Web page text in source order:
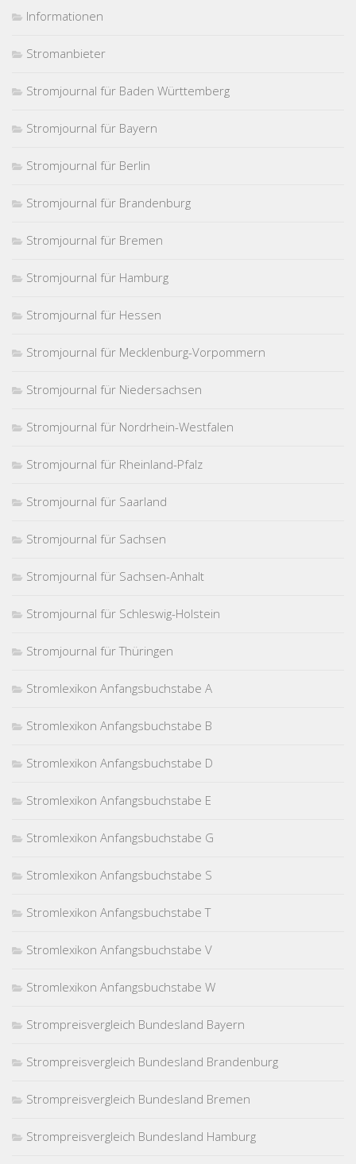
Informationen
Stromanbieter
Stromjournal für Baden Württemberg
Stromjournal für Bayern
Stromjournal für Berlin
Stromjournal für Brandenburg
Stromjournal für Bremen
Stromjournal für Hamburg
Stromjournal für Hessen
Stromjournal für Mecklenburg-Vorpommern
Stromjournal für Niedersachsen
Stromjournal für Nordrhein-Westfalen
Stromjournal für Rheinland-Pfalz
Stromjournal für Saarland
Stromjournal für Sachsen
Stromjournal für Sachsen-Anhalt
Stromjournal für Schleswig-Holstein
Stromjournal für Thüringen
Stromlexikon Anfangsbuchstabe A
Stromlexikon Anfangsbuchstabe B
Stromlexikon Anfangsbuchstabe D
Stromlexikon Anfangsbuchstabe E
Stromlexikon Anfangsbuchstabe G
Stromlexikon Anfangsbuchstabe S
Stromlexikon Anfangsbuchstabe T
Stromlexikon Anfangsbuchstabe V
Stromlexikon Anfangsbuchstabe W
Strompreisvergleich Bundesland Bayern
Strompreisvergleich Bundesland Brandenburg
Strompreisvergleich Bundesland Bremen
Strompreisvergleich Bundesland Hamburg